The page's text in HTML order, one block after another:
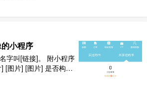
小程序
字叫[链接]。 附小程序
[图片] [图片] 是否构成